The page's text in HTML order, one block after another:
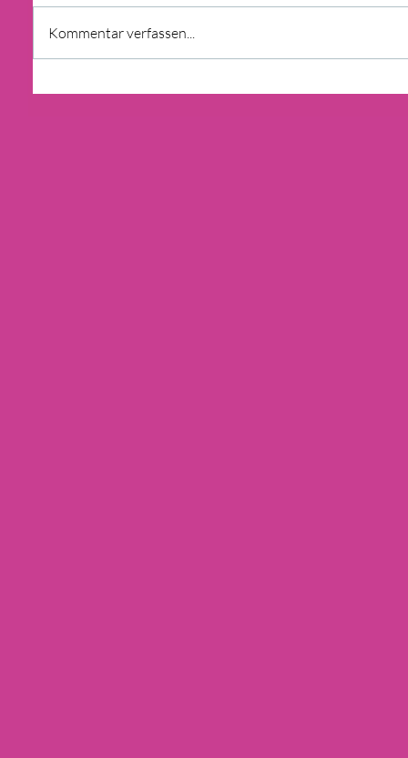
BAUTIPP: VOR DEM HAUSBAU
Kommentar verfassen...